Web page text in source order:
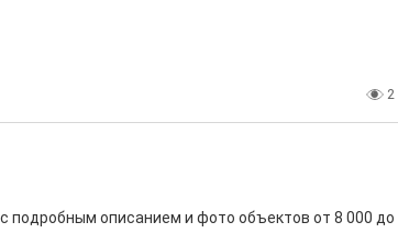
2
подробным описанием и фото объектов от 8 000 до